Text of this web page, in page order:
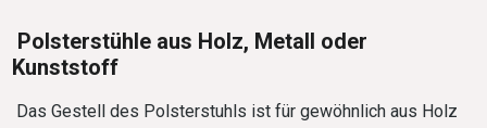
Polsterstühle aus Holz, Metall oder
Kunststoff
Das Gestell des Polsterstuhls ist für gewöhnlich aus Holz